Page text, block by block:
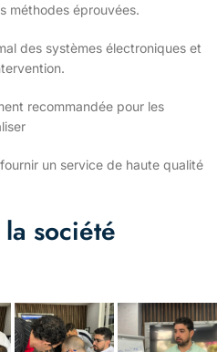
méthodes éprouvées.
des systèmes électroniques et
recommandée pour les
un service de haute qualité
société